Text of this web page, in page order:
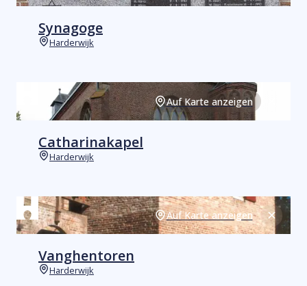
Synagoge
Harderwijk
Auf Karte anzeigen
Catharinakapel
Harderwijk
Auf Karte anzeigen
Vanghentoren
Harderwijk